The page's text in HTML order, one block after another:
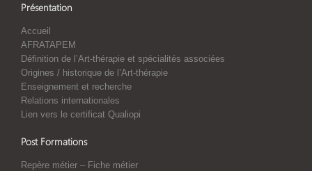
Présentation
Accueil
AFRATAPEM
Définition de l’Art-thérapie et spécialités associées
Origines / historique de l’Art-thérapie
Enseignement et recherche
Relations internationales
Lien vers le certificat Qualiopi
Post Formations
Repère métier – Fiche métier